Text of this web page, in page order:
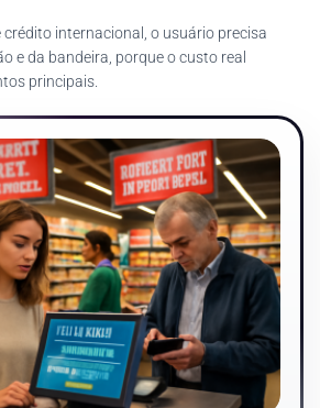
internacional, o usuário precisa
e da bandeira, porque o custo real
principais.